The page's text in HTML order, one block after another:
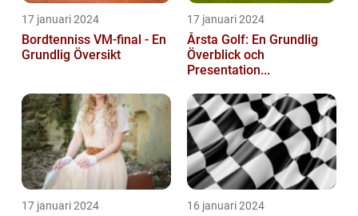
17 januari 2024
Bordtenniss VM-final - En
Grundlig Översikt
17 januari 2024
Årsta Golf: En Grundlig
Överblick och
Presentation...
17 januari 2024 16 januari 2024